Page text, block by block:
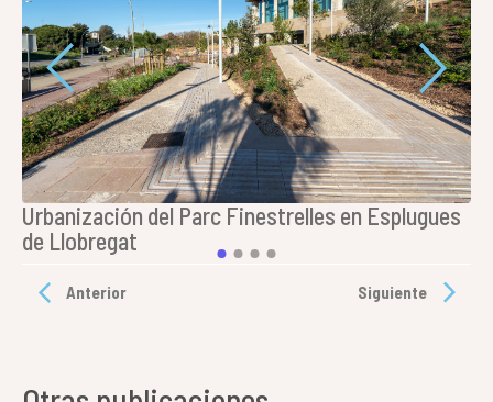
Urbanización del Parc Finestrelles en Esplugues
de Llobregat
Anterior Siguiente